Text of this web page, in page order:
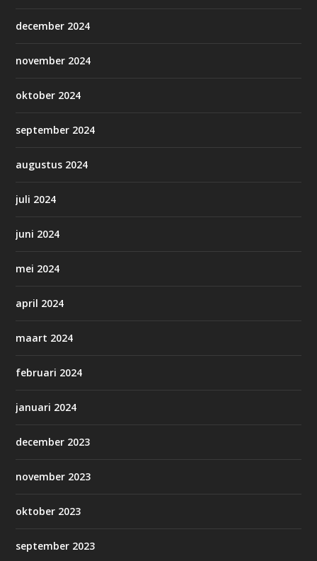
december 2024
november 2024
oktober 2024
september 2024
augustus 2024
juli 2024
juni 2024
mei 2024
april 2024
maart 2024
februari 2024
januari 2024
december 2023
november 2023
oktober 2023
september 2023